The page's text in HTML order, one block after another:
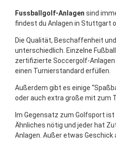
Fussballgolf-Anlagen sind
findest du Anlagen in Stuttgart
Die Qualität, Beschaffenheit
unterschiedlich. Einzelne
zertifizierte Soccergolf-Anlagen
einen Turnierstandard erfüllen.
Außerdem gibt es einige
oder auch extra große mit zum
Im Gegensatz zum Golfsport
Ähnliches nötig und jeder hat
Anlagen. Außer etwas Geschick